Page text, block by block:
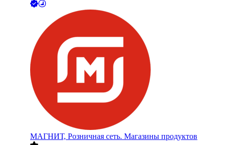
МАГНИТ, Розничная сеть. Магазины продуктов